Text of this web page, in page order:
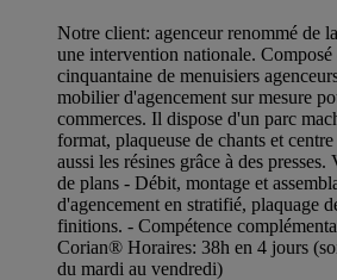
Notre client: agenceur renommé de
une intervention nationale.
cinquantaine de menuisiers
mobilier d'agencement sur mesure
commerces. Il dispose d'un parc
format, plaqueuse de chants et
aussi les résines grâce à des
de plans - Débit, montage et
d'agencement en stratifié, plaquage
finitions. - Compétence
Corian® Horaires: 38h en 4 jours
du mardi au vendredi)